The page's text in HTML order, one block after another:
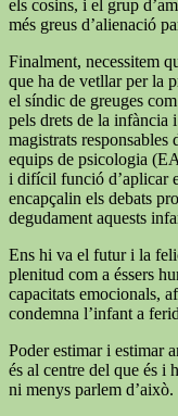
els cosins, i el grup
més greus d’alienació
Finalment, necessitem
que ha de vetllar per la
el síndic de greuges
pels drets de la infància
magistrats responsables
equips de psicologia
i difícil funció d’aplicar
encapçalin els debats
degudament aquests
Ens hi va el futur i la
plenitud com a éssers
capacitats emocionals,
condemna l’infant a
Poder estimar i estimar
és al centre del que és i
ni menys parlem d’això.